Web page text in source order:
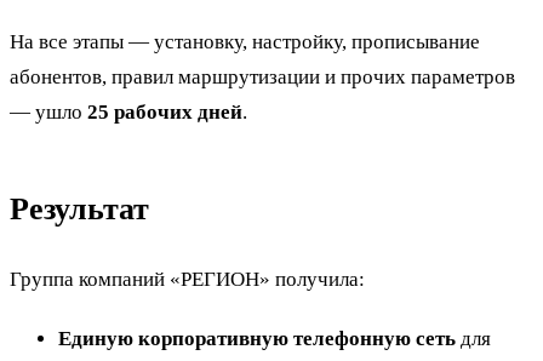
На все этапы — установку, настройку, прописывание
абонентов, правил маршрутизации и прочих параметров
— ушло 25 рабочих дней.
Результат
Группа компаний «РЕГИОН» получила:
Единую корпоративную телефонную сеть для